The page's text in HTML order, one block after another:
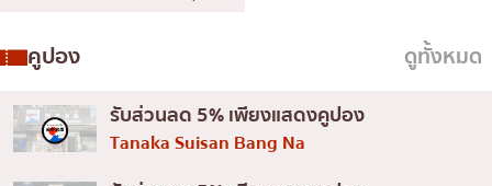
เบนโตะ/บริการส่งอาหารญี่ปุ่น
สมุทรสาคร
ภูเก็ต
ธนิยะ
คูปอง ดูทั้งหมด
รับส่วนลด 5% เพียงแสดงคูปอง
Tanaka Suisan Bang Na